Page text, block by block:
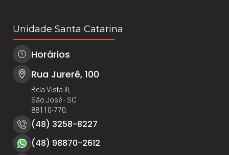
Unidade Santa Catarina
Horários
Rua Jurerê, 100
Bela Vista III,
São José - SC
88110-770.
(48) 3258-8227
(48) 98870-2612